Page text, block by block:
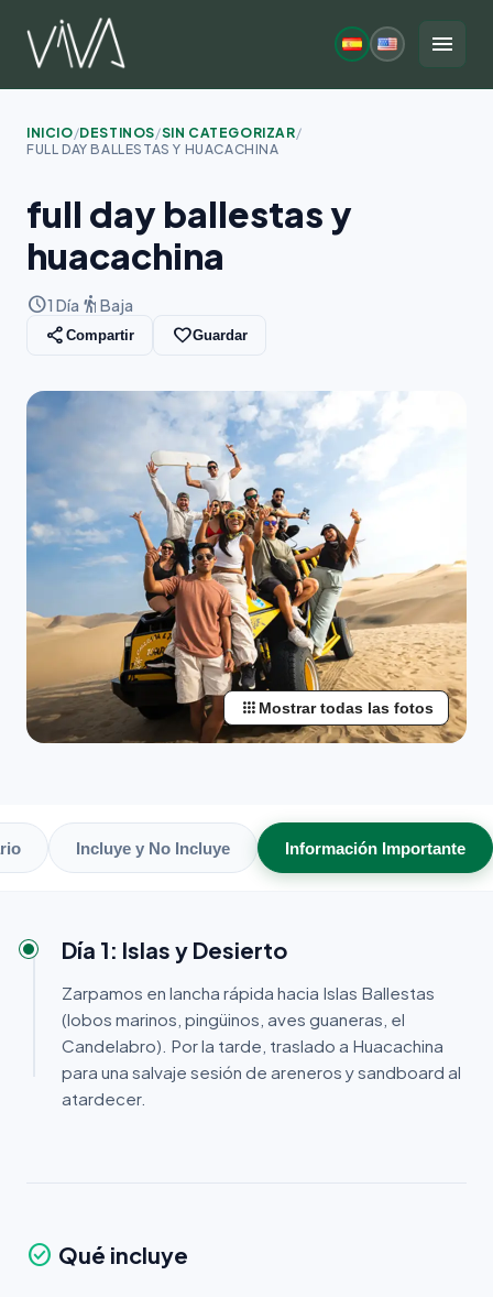
contenido
menu
INICIO/DESTINOS/SIN CATEGORIZAR/
FULL DAY BALLESTAS Y HUACACHINA
full day ballestas y
huacachina
schedule1 Día hiking Baja
share Compartir favorite_borderGuardar
apps Mostrar todas las fotos
Incluye y No Incluye Información Importante
Día 1: Islas y Desierto
Zarpamos en lancha rápida hacia Islas Ballestas
(lobos marinos, pingüinos, aves guaneras, el
Candelabro). Por la tarde, traslado a Huacachina
para una salvaje sesión de areneros y sandboard al
atardecer.
check_circle Qué incluye